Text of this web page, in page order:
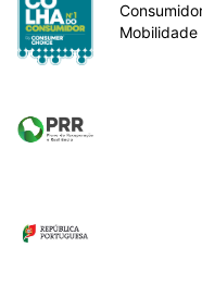
Mobilidade